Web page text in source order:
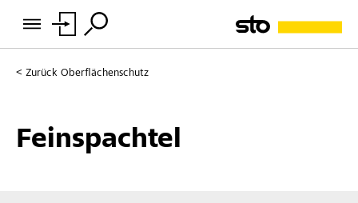
Zurück Oberflächenschutz
Feinspachtel